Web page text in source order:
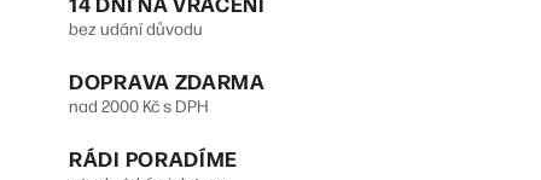
bez udání důvodu
DOPRAVA ZDARMA
nad 2000 Kč s DPH
RÁDI PORADÍME